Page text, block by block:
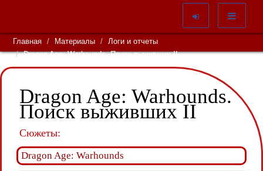
Главная Материалы
Логи и отчеты
Dragon Age: Warhounds. Поиск выживших II
Dragon Age: Warhounds.
Поиск выживших II
Сюжеты:
Dragon Age: Warhounds